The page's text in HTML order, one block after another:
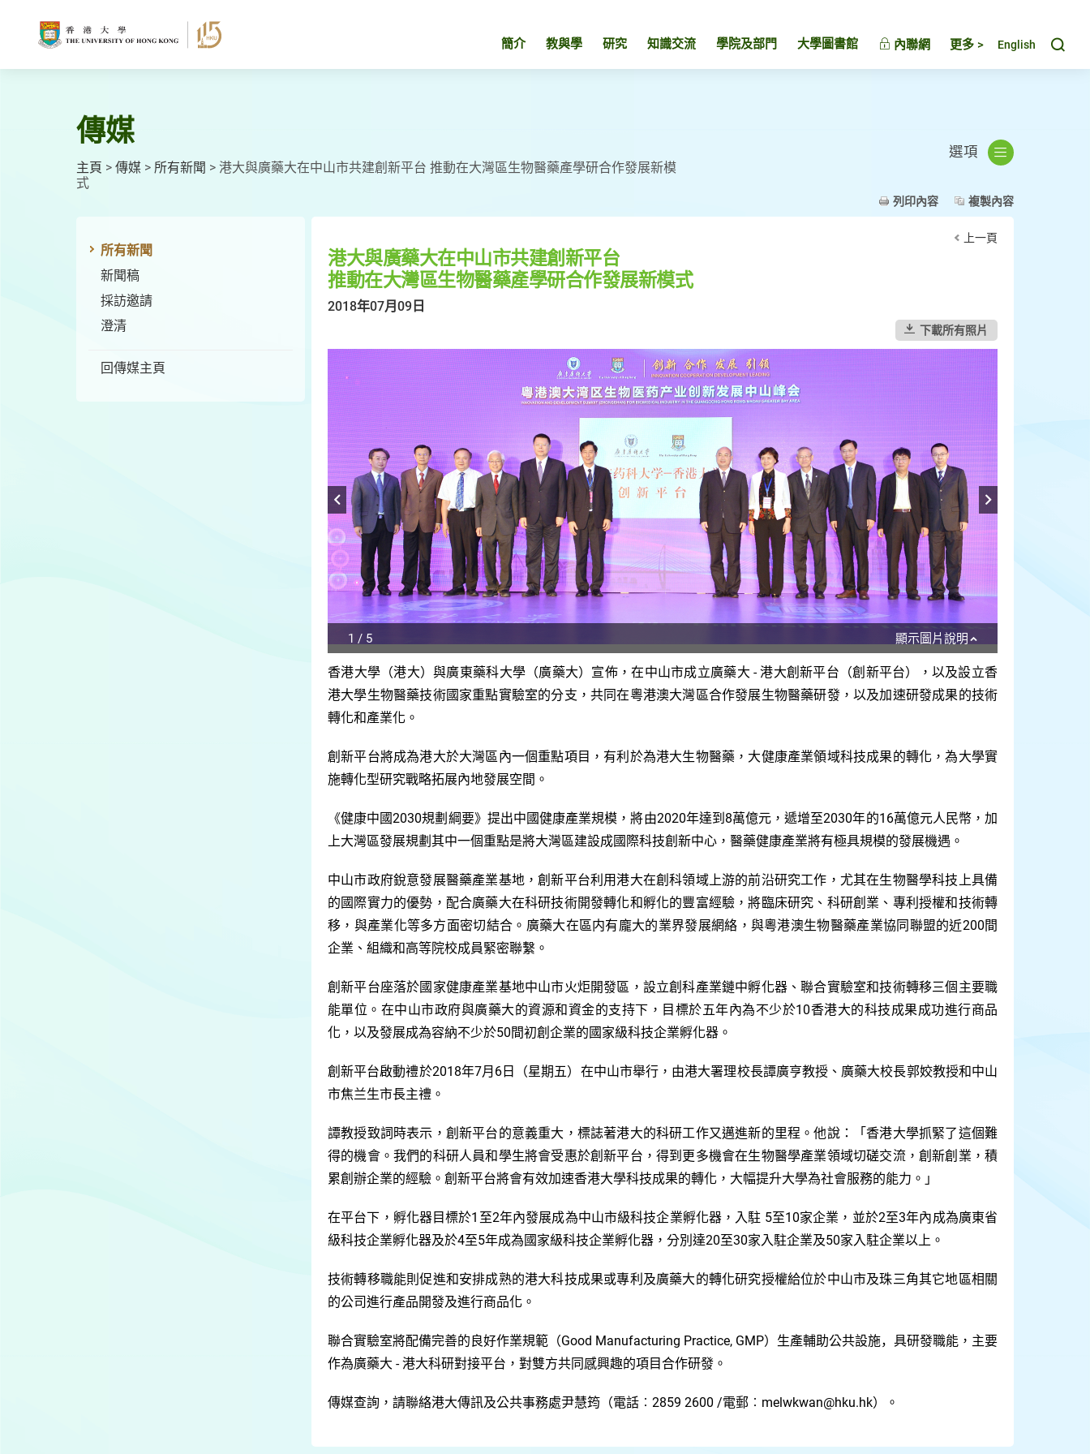
簡介 教與學 研究 知識交流 學院及部門 大學圖書館 內聯網 更多 > English
傳媒
主頁 > 傳媒 > 所有新聞 > 港大與廣藥大在中山市共建創新平台 推動在大灣區生物醫藥產學研合作發展新模
式
選項
列印內容 複製內容
所有新聞
新聞稿
採訪邀請
澄清
回傳媒主頁
上一頁
港大與廣藥大在中山市共建創新平台
推動在大灣區生物醫藥產學研合作發展新模式
2018年07月09日
下載所有照片
1 / 5
Play
/
the
slider
顯示圖片說明
香港大學（港大）與廣東藥科大學（廣藥大）宣佈，在中山市成立廣藥大 -港大創新平台（創新平台）， 以及設立香
港大學生物醫藥技術國家重點實驗室的分支，共同在粵港澳大灣區合作發展生物醫藥研發，以及加速研發成果的技術
轉化和產業化 。
創新平台將成為港大於大灣區內一個重點項目，有利 於為港大生物醫藥，大健康產業領域科技成果的轉化 ，為大學實
施轉化型研究戰略拓展內地發展空間。
《健康中國2030規劃綱要》 提出中國健康產業規模，將由2020年達到 8萬億元，遞增至2030年的16萬億元人民幣，加
上大灣區發展規劃其中一個重點是將大灣區建設成國際科技創新中心， 醫藥健康產業將有極具規模的發展機遇。
中山市政府銳意發展醫藥產業基地，創新平台利用港大在創科領域上游的前沿研究工作，尤其在生物醫學科技上具備
的國際實力的優勢， 配合廣藥大在科研技術開發轉化和孵化的豐富經驗，將臨床研究、科研創業、專利授權和技術轉
移， 與產業化等多方面密切結合 。廣藥大在區内有龐大的業界發展網絡，與粵港澳生物醫藥產業協同聯盟的近200間
企業、組織和高等院校成員緊密聯繫 。
創新平台座落於國家健康產業基地中山市火炬開發區，設立創科產業鏈中孵化器、聯合實驗室和技術轉移三個主要職
能單位 。 在中山市政府與廣藥大的資源和資金的支持下，目標於五年內為不少於10香港大的科技成果成功進行商品
化， 以及發展成為容納不少於50間初創企業的國家級科技企業孵化器。
創新平台啟動禮於2018年7月 6日（星期五）在中山市舉行，由港大署理校長譚廣亨教授、廣藥大校長郭姣教授和中山
市焦兰生市長主禮。
譚教授致詞時表示，創新平台的意義重大，標誌著港大的科研工作又邁進新的里程。他說： 「香港大學抓緊了這個難
得的機會。我們的科研人員和學生將會受惠於創新平台，得到更多機會在生物醫學產業領域切磋交流，創新創業，積
累創辦企業的經驗。 創新平台將會有效加速香港大學科技成果的轉化，大幅提升大學為社會服務的能力。 」
在平台下，孵化器目標於1 至2年內發展成為中山市級科技企業孵化器，入駐 5至10家企業，並於2至3年內成為廣東省
級科技企業孵化器及於4至5年成為國家級科技企業孵化器，分別達20至30家入駐企業及50家入駐企業以上。
技術轉移職能則促進和安排成熟的港大科技成果或專利及廣藥大的轉化研究授權給位於中山市及珠三角其它地區相關
的公司進行產品開發及進行商品化。
聯合實驗室將配備完善的 良好作業規範 （Good Manufacturing Practice, GMP） 生產輔助公共設施， 具研發職能，主要
作為廣藥大 - 港大科研對接平台，對雙方共同感興趣的項目合作研發。
傳媒查詢，請聯絡港大傳訊及公共事務處尹慧筠（電話︰ 2859 2600 /電郵︰ melwkwan@hku.hk）。